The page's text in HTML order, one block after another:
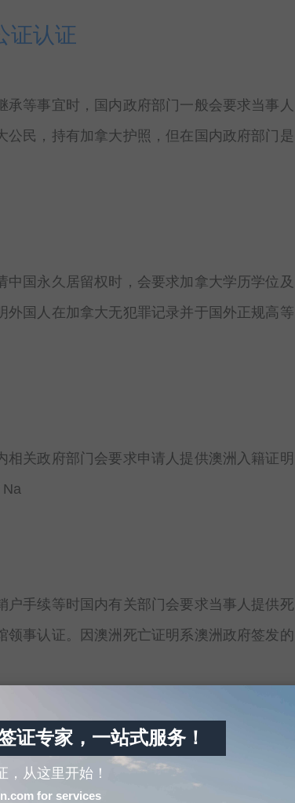
证认证
等事宜时，国内政府部门一般会要求当事人
民，持有加拿大护照，但在国内政府部门是
国永久居留权时，会要求加拿大学历学位及
国人在加拿大无犯罪记录并于国外正规高等
关政府部门会要求申请人提供澳洲入籍证明
Na
手续等时国内有关部门会要求当事人提供死
事认证。因澳洲死亡证明系澳洲政府签发的
偶工作安置、申请中国长期居留权、法院离
证专家，一站式服务！
，从这里开始！
for services